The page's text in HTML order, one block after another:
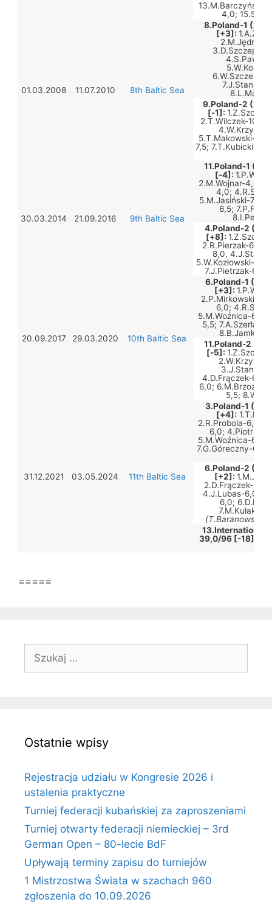
13.M.Barczyński-
4,0;
01.03.2008 11.07.2010 8th Baltic Sea
8.Poland-1
[+3]:
9.Poland-2
[-1]:
2.T.Wilczek-10,5;
5.T.Makowski-
7,5; 7.T.Kubicki-
30.03.2014 21.09.2016 9th Baltic Sea
11.Poland-1
[-4]:
2.M.Wojnar-4,0;
4,0;
5.M.Jasiński-7,0;
6,5;
4.Poland-2
[+8]:
2.R.Pierzak-6,5,
8,0,
5.W.Kozłowski-
7.J.Pietrzak-6,0,
20.09.2017 29.03.2020 10th Baltic Sea
6.Poland-1
[+3]:
2.P.Mirkowski-
6,0;
5.M.Woźnica-6,0;
5,5; 7.A.Szerlak-
8.B.Jamka-
11.Poland-2
[-5]:
4.D.Frączek-6,5;
6,0; 6.M.Brzoza-
5,5;
31.12.2021 03.05.2024 11th Baltic Sea
3.Poland-1
[+4]:
2.R.Probola-6,0;
6,0; 4.Piotr
5.M.Woźnica-6,0;
7.G.Góreczny-6,5;
6.Poland-2
[+2]:
2.D.Frączek-
4.J.Lubas-6,0;
6,0;
(T.Baranowski)
13.International
39,0/96 [-18]:
=====
Ostatnie wpisy
Rejestracja udziału w Kongresie 2026 i
ustalenia praktyczne
Turniej federacji kubańskiej za zaproszeniami
Turniej otwarty federacji niemieckiej – 3rd
German Open – 80-lecie BdF
Upływają terminy zapisu do turniejów
1 Mistrzostwa Świata w szachach 960
zgłoszenia do 10.09.2026